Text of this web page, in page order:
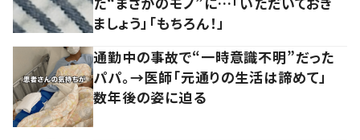
ましょう」「もちろん！」
通勤中の事故で“一時意識不明”だった
パパ。→医師「元通りの生活は諦めて」
数年後の姿に迫る